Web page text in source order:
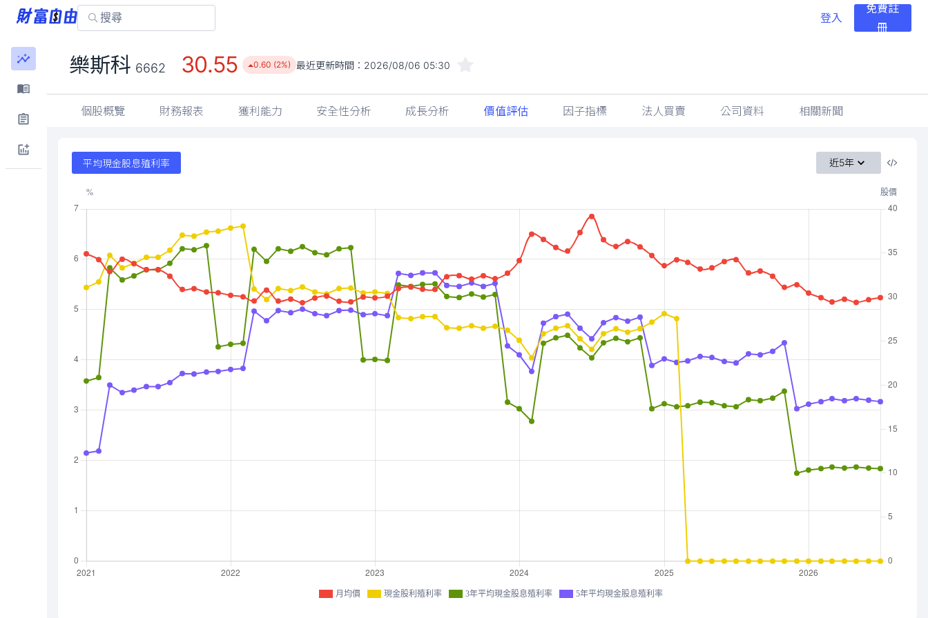
登入
免費註
冊
樂斯科 6662 30.55 0.60 (2%) 最近更新時間： 2026/08/06 05:30
個股概覽 財務報表 獲利能力 安全性分析 成長分析 價值評估 因子指標 法人買賣 公司資料 相關新聞
平均現金股息殖利率 近5年
月均價 現金股利殖利率 3年平均現金股息殖利率 5年平均現金股息殖利率